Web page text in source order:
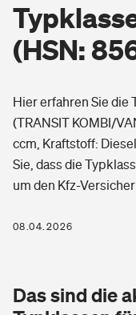
Arbeitsrechtsschutz
Zur Übersicht
Tools
Wohnen
Elementarversicherung
Glasversicherung
Freizeit
Pri­vate Haft­pflicht­
Gesundheit
Private
Dread-Disease-
(HSN:
Hier erfahren Sie die
(TRANSIT KOMBI/
ccm, Kraftstoff:
Sie, dass die
um den Kfz-
08.04.2026
Das sind die